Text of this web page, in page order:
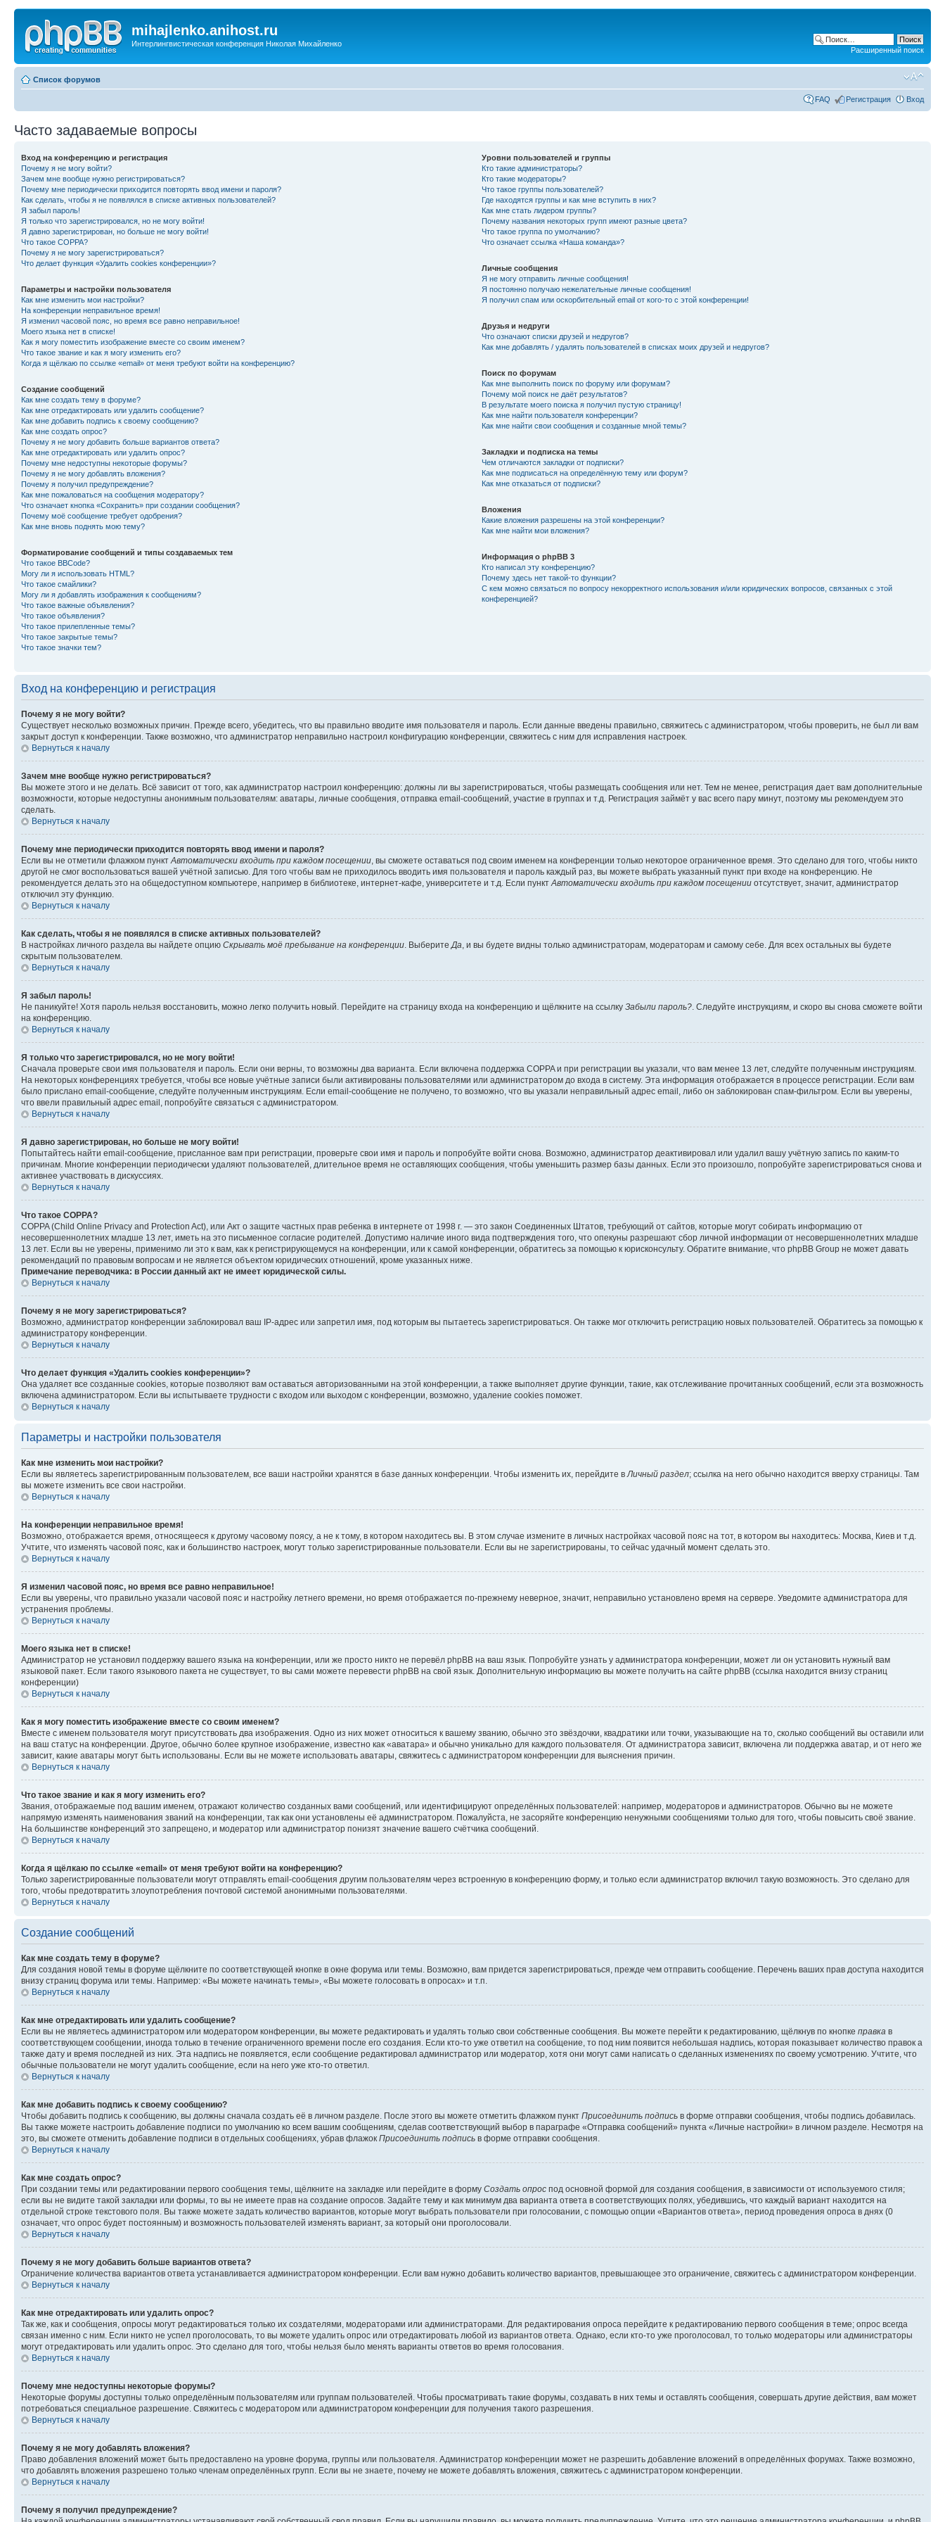
mihajlenko.anihost.ru
Интерлингвистическая конференция Николая Михайленко
Расширенный поиск
Список форумов
FAQ Регистрация Вход
Часто задаваемые вопросы
Вход на конференцию и регистрация
Почему я не могу войти?
Зачем мне вообще нужно регистрироваться?
Почему мне периодически приходится повторять ввод имени и пароля?
Как сделать, чтобы я не появлялся в списке активных пользователей?
Я забыл пароль!
Я только что зарегистрировался, но не могу войти!
Я давно зарегистрирован, но больше не могу войти!
Что такое COPPA?
Почему я не могу зарегистрироваться?
Что делает функция «Удалить cookies конференции»?
Параметры и настройки пользователя
Как мне изменить мои настройки?
На конференции неправильное время!
Я изменил часовой пояс, но время все равно неправильное!
Моего языка нет в списке!
Как я могу поместить изображение вместе со своим именем?
Что такое звание и как я могу изменить его?
Когда я щёлкаю по ссылке «email» от меня требуют войти на конференцию?
Создание сообщений
Как мне создать тему в форуме?
Как мне отредактировать или удалить сообщение?
Как мне добавить подпись к своему сообщению?
Как мне создать опрос?
Почему я не могу добавить больше вариантов ответа?
Как мне отредактировать или удалить опрос?
Почему мне недоступны некоторые форумы?
Почему я не могу добавлять вложения?
Почему я получил предупреждение?
Как мне пожаловаться на сообщения модератору?
Что означает кнопка «Сохранить» при создании сообщения?
Почему моё сообщение требует одобрения?
Как мне вновь поднять мою тему?
Форматирование сообщений и типы создаваемых тем
Что такое BBCode?
Могу ли я использовать HTML?
Что такое смайлики?
Могу ли я добавлять изображения к сообщениям?
Что такое важные объявления?
Что такое объявления?
Что такое прилепленные темы?
Что такое закрытые темы?
Что такое значки тем?
Уровни пользователей и группы
Кто такие администраторы?
Кто такие модераторы?
Что такое группы пользователей?
Где находятся группы и как мне вступить в них?
Как мне стать лидером группы?
Почему названия некоторых групп имеют разные цвета?
Что такое группа по умолчанию?
Что означает ссылка «Наша команда»?
Личные сообщения
Я не могу отправить личные сообщения!
Я постоянно получаю нежелательные личные сообщения!
Я получил спам или оскорбительный email от кого-то с этой конференции!
Друзья и недруги
Что означают списки друзей и недругов?
Как мне добавлять / удалять пользователей в списках моих друзей и недругов?
Поиск по форумам
Как мне выполнить поиск по форуму или форумам?
Почему мой поиск не даёт результатов?
В результате моего поиска я получил пустую страницу!
Как мне найти пользователя конференции?
Как мне найти свои сообщения и созданные мной темы?
Закладки и подписка на темы
Чем отличаются закладки от подписки?
Как мне подписаться на определённую тему или форум?
Как мне отказаться от подписки?
Вложения
Какие вложения разрешены на этой конференции?
Как мне найти мои вложения?
Информация о phpBB 3
Кто написал эту конференцию?
Почему здесь нет такой-то функции?
С кем можно связаться по вопросу некорректного использования и/или юридических вопросов, связанных с этой
конференцией?
Вход на конференцию и регистрация
Почему я не могу войти?
Существует несколько возможных причин. Прежде всего, убедитесь, что вы правильно вводите имя пользователя и пароль. Если данные введены правильно, свяжитесь с администратором, чтобы проверить, не был ли вам
закрыт доступ к конференции. Также возможно, что администратор неправильно настроил конфигурацию конференции, свяжитесь с ним для исправления настроек.
Вернуться к началу
Зачем мне вообще нужно регистрироваться?
Вы можете этого и не делать. Всё зависит от того, как администратор настроил конференцию: должны ли вы зарегистрироваться, чтобы размещать сообщения или нет. Тем не менее, регистрация дает вам дополнительные
возможности, которые недоступны анонимным пользователям: аватары, личные сообщения, отправка email-сообщений, участие в группах и т.д. Регистрация займёт у вас всего пару минут, поэтому мы рекомендуем это
сделать.
Вернуться к началу
Почему мне периодически приходится повторять ввод имени и пароля?
Если вы не отметили флажком пункт Автоматически входить при каждом посещении , вы сможете оставаться под своим именем на конференции только некоторое ограниченное время. Это сделано для того, чтобы никто
другой не смог воспользоваться вашей учётной записью. Для того чтобы вам не приходилось вводить имя пользователя и пароль каждый раз, вы можете выбрать указанный пункт при входе на конференцию. Не
рекомендуется делать это на общедоступном компьютере, например в библиотеке, интернет-кафе, университете и т.д. Если пункт Автоматически входить при каждом посещении отсутствует, значит, администратор
отключил эту функцию.
Вернуться к началу
Как сделать, чтобы я не появлялся в списке активных пользователей?
В настройках личного раздела вы найдете опцию Скрывать моё пребывание на конференции . Выберите Да , и вы будете видны только администраторам, модераторам и самому себе. Для всех остальных вы будете
скрытым пользователем.
Вернуться к началу
Я забыл пароль!
Не паникуйте! Хотя пароль нельзя восстановить, можно легко получить новый. Перейдите на страницу входа на конференцию и щёлкните на ссылку Забыли пароль? . Следуйте инструкциям, и скоро вы снова сможете войти
на конференцию.
Вернуться к началу
Я только что зарегистрировался, но не могу войти!
Сначала проверьте свои имя пользователя и пароль. Если они верны, то возможны два варианта. Если включена поддержка COPPA и при регистрации вы указали, что вам менее 13 лет, следуйте полученным инструкциям.
На некоторых конференциях требуется, чтобы все новые учётные записи были активированы пользователями или администратором до входа в систему. Эта информация отображается в процессе регистрации. Если вам
было прислано email-сообщение, следуйте полученным инструкциям. Если email-сообщение не получено, то возможно, что вы указали неправильный адрес email, либо он заблокирован спам-фильтром. Если вы уверены,
что ввели правильный адрес email, попробуйте связаться с администратором.
Вернуться к началу
Я давно зарегистрирован, но больше не могу войти!
Попытайтесь найти email-сообщение, присланное вам при регистрации, проверьте свои имя и пароль и попробуйте войти снова. Возможно, администратор деактивировал или удалил вашу учётную запись по каким-то
причинам. Многие конференции периодически удаляют пользователей, длительное время не оставляющих сообщения, чтобы уменьшить размер базы данных. Если это произошло, попробуйте зарегистрироваться снова и
активнее участвовать в дискуссиях.
Вернуться к началу
Что такое COPPA?
COPPA (Child Online Privacy and Protection Act), или Акт о защите частных прав ребенка в интернете от 1998 г. — это закон Соединенных Штатов, требующий от сайтов, которые могут собирать информацию от
несовершеннолетних младше 13 лет, иметь на это письменное согласие родителей. Допустимо наличие иного вида подтверждения того, что опекуны разрешают сбор личной информации от несовершеннолетних младше
13 лет. Если вы не уверены, применимо ли это к вам, как к регистрирующемуся на конференции, или к самой конференции, обратитесь за помощью к юрисконсульту. Обратите внимание, что phpBB Group не может давать
рекомендаций по правовым вопросам и не является объектом юридических отношений, кроме указанных ниже.
Примечание переводчика: в России данный акт не имеет юридической силы.
Вернуться к началу
Почему я не могу зарегистрироваться?
Возможно, администратор конференции заблокировал ваш IP-адрес или запретил имя, под которым вы пытаетесь зарегистрироваться. Он также мог отключить регистрацию новых пользователей. Обратитесь за помощью к
администратору конференции.
Вернуться к началу
Что делает функция «Удалить cookies конференции»?
Она удаляет все созданные cookies, которые позволяют вам оставаться авторизованными на этой конференции, а также выполняет другие функции, такие, как отслеживание прочитанных сообщений, если эта возможность
включена администратором. Если вы испытываете трудности с входом или выходом с конференции, возможно, удаление cookies поможет.
Вернуться к началу
Параметры и настройки пользователя
Как мне изменить мои настройки?
Если вы являетесь зарегистрированным пользователем, все ваши настройки хранятся в базе данных конференции. Чтобы изменить их, перейдите в Личный раздел; ссылка на него обычно находится вверху страницы. Там
вы можете изменить все свои настройки.
Вернуться к началу
На конференции неправильное время!
Возможно, отображается время, относящееся к другому часовому поясу, а не к тому, в котором находитесь вы. В этом случае измените в личных настройках часовой пояс на тот, в котором вы находитесь: Москва, Киев и т.д.
Учтите, что изменять часовой пояс, как и большинство настроек, могут только зарегистрированные пользователи. Если вы не зарегистрированы, то сейчас удачный момент сделать это.
Вернуться к началу
Я изменил часовой пояс, но время все равно неправильное!
Если вы уверены, что правильно указали часовой пояс и настройку летнего времени, но время отображается по-прежнему неверное, значит, неправильно установлено время на сервере. Уведомите администратора для
устранения проблемы.
Вернуться к началу
Моего языка нет в списке!
Администратор не установил поддержку вашего языка на конференции, или же просто никто не перевёл phpBB на ваш язык. Попробуйте узнать у администратора конференции, может ли он установить нужный вам
языковой пакет. Если такого языкового пакета не существует, то вы сами можете перевести phpBB на свой язык. Дополнительную информацию вы можете получить на сайте phpBB (ссылка находится внизу страниц
конференции)
Вернуться к началу
Как я могу поместить изображение вместе со своим именем?
Вместе с именем пользователя могут присутствовать два изображения. Одно из них может относиться к вашему званию, обычно это звёздочки, квадратики или точки, указывающие на то, сколько сообщений вы оставили или
на ваш статус на конференции. Другое, обычно более крупное изображение, известно как «аватара» и обычно уникально для каждого пользователя. От администратора зависит, включена ли поддержка аватар, и от него же
зависит, какие аватары могут быть использованы. Если вы не можете использовать аватары, свяжитесь с администратором конференции для выяснения причин.
Вернуться к началу
Что такое звание и как я могу изменить его?
Звания, отображаемые под вашим именем, отражают количество созданных вами сообщений, или идентифицируют определённых пользователей: например, модераторов и администраторов. Обычно вы не можете
напрямую изменять наименования званий на конференции, так как они установлены её администратором. Пожалуйста, не засоряйте конференцию ненужными сообщениями только для того, чтобы повысить своё звание.
На большинстве конференций это запрещено, и модератор или администратор понизят значение вашего счётчика сообщений.
Вернуться к началу
Когда я щёлкаю по ссылке «email» от меня требуют войти на конференцию?
Только зарегистрированные пользователи могут отправлять email-сообщения другим пользователям через встроенную в конференцию форму, и только если администратор включил такую возможность. Это сделано для
того, чтобы предотвратить злоупотребления почтовой системой анонимными пользователями.
Вернуться к началу
Создание сообщений
Как мне создать тему в форуме?
Для создания новой темы в форуме щёлкните по соответствующей кнопке в окне форума или темы. Возможно, вам придется зарегистрироваться, прежде чем отправить сообщение. Перечень ваших прав доступа находится
внизу страниц форума или темы. Например: «Вы можете начинать темы», «Вы можете голосовать в опросах» и т.п.
Вернуться к началу
Как мне отредактировать или удалить сообщение?
Если вы не являетесь администратором или модератором конференции, вы можете редактировать и удалять только свои собственные сообщения. Вы можете перейти к редактированию, щёлкнув по кнопке правка в
соответствующем сообщении, иногда только в течение ограниченного времени после его создания. Если кто-то уже ответил на сообщение, то под ним появится небольшая надпись, которая показывает количество правок а
также дату и время последней из них. Эта надпись не появляется, если сообщение редактировал администратор или модератор, хотя они могут сами написать о сделанных изменениях по своему усмотрению. Учтите, что
обычные пользователи не могут удалить сообщение, если на него уже кто-то ответил.
Вернуться к началу
Как мне добавить подпись к своему сообщению?
Чтобы добавить подпись к сообщению, вы должны сначала создать её в личном разделе. После этого вы можете отметить флажком пункт Присоединить подпись в форме отправки сообщения, чтобы подпись добавилась.
Вы также можете настроить добавление подписи по умолчанию ко всем вашим сообщениям, сделав соответствующий выбор в параграфе «Отправка сообщений» пункта «Личные настройки» в личном разделе. Несмотря на
это, вы сможете отменить добавление подписи в отдельных сообщениях, убрав флажок Присоединить подпись в форме отправки сообщения.
Вернуться к началу
Как мне создать опрос?
При создании темы или редактировании первого сообщения темы, щёлкните на закладке или перейдите в форму Создать опрос под основной формой для создания сообщения, в зависимости от используемого стиля;
если вы не видите такой закладки или формы, то вы не имеете прав на создание опросов. Задайте тему и как минимум два варианта ответа в соответствующих полях, убедившись, что каждый вариант находится на
отдельной строке текстового поля. Вы также можете задать количество вариантов, которые могут выбрать пользователи при голосовании, с помощью опции «Вариантов ответа», период проведения опроса в днях (0
означает, что опрос будет постоянным) и возможность пользователей изменять вариант, за который они проголосовали.
Вернуться к началу
Почему я не могу добавить больше вариантов ответа?
Ограничение количества вариантов ответа устанавливается администратором конференции. Если вам нужно добавить количество вариантов, превышающее это ограничение, свяжитесь с администратором конференции.
Вернуться к началу
Как мне отредактировать или удалить опрос?
Так же, как и сообщения, опросы могут редактироваться только их создателями, модераторами или администраторами. Для редактирования опроса перейдите к редактированию первого сообщения в теме; опрос всегда
связан именно с ним. Если никто не успел проголосовать, то вы можете удалить опрос или отредактировать любой из вариантов ответа. Однако, если кто-то уже проголосовал, то только модераторы или администраторы
могут отредактировать или удалить опрос. Это сделано для того, чтобы нельзя было менять варианты ответов во время голосования.
Вернуться к началу
Почему мне недоступны некоторые форумы?
Некоторые форумы доступны только определённым пользователям или группам пользователей. Чтобы просматривать такие форумы, создавать в них темы и оставлять сообщения, совершать другие действия, вам может
потребоваться специальное разрешение. Свяжитесь с модератором или администратором конференции для получения такого разрешения.
Вернуться к началу
Почему я не могу добавлять вложения?
Право добавления вложений может быть предоставлено на уровне форума, группы или пользователя. Администратор конференции может не разрешить добавление вложений в определённых форумах. Также возможно,
что добавлять вложения разрешено только членам определённых групп. Если вы не знаете, почему не можете добавлять вложения, свяжитесь с администратором конференции.
Вернуться к началу
Почему я получил предупреждение?